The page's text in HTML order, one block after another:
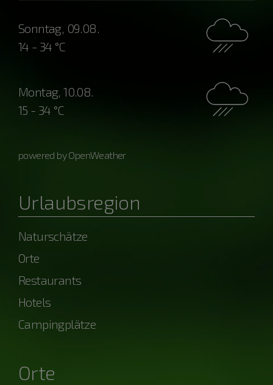
Sonntag, 09.08.
14 - 34 °C
Montag, 10.08.
15 - 34 °C
powered by OpenWeather
Urlaubsregion
Naturschätze
Orte
Restaurants
Hotels
Campingplätze
Orte